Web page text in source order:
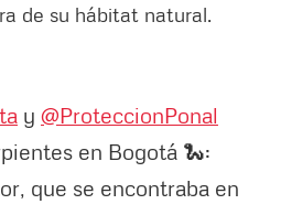
de su hábitat natural.
y @ProteccionPonal
en Bogotá 🐍:
que se encontraba en